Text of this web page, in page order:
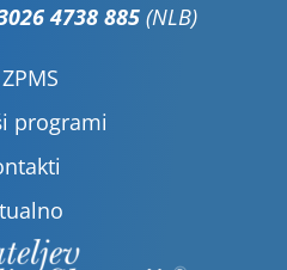
4738 885 (NLB)
programi